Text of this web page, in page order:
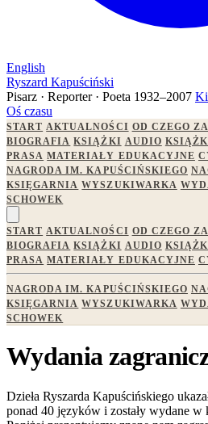
English
Ryszard Kapuściński
Pisarz · Reporter · Poeta 1932–2007
Oś czasu
START AKTUALNOŚCI OD CZEGO
BIOGRAFIA KSIĄŻKI AUDIO
PRASA MATERIAŁY EDUKACYJNE
NAGRODA IM. KAPUŚCIŃSKIEGO
KSIĘGARNIA WYSZUKIWARKA
SCHOWEK
START AKTUALNOŚCI OD CZEGO
BIOGRAFIA KSIĄŻKI AUDIO
PRASA MATERIAŁY EDUKACYJNE
NAGRODA IM. KAPUŚCIŃSKIEGO
KSIĘGARNIA WYSZUKIWARKA
SCHOWEK
Wydania
Dzieła Ryszarda Kapuścińskiego
ponad 40 języków i zostały wydane w